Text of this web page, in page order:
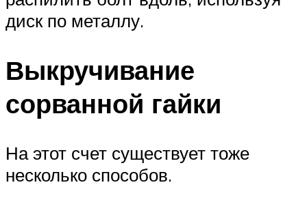
диск по металлу.
Выкручивание
сорванной гайки
На этот счет существует тоже
несколько способов.